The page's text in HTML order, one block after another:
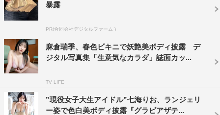
暴露
PR(合同会社デジタルファーム )
麻倉瑞季、春色ビキニで妖艶美ボディ披露 デ
ジタル写真集「生意気なカラダ」誌面カッ...
TV LIFE
”現役女子大生アイドル”七海りお、ランジェリ
ー姿で色白美ボディ披露『グラビアザテ...